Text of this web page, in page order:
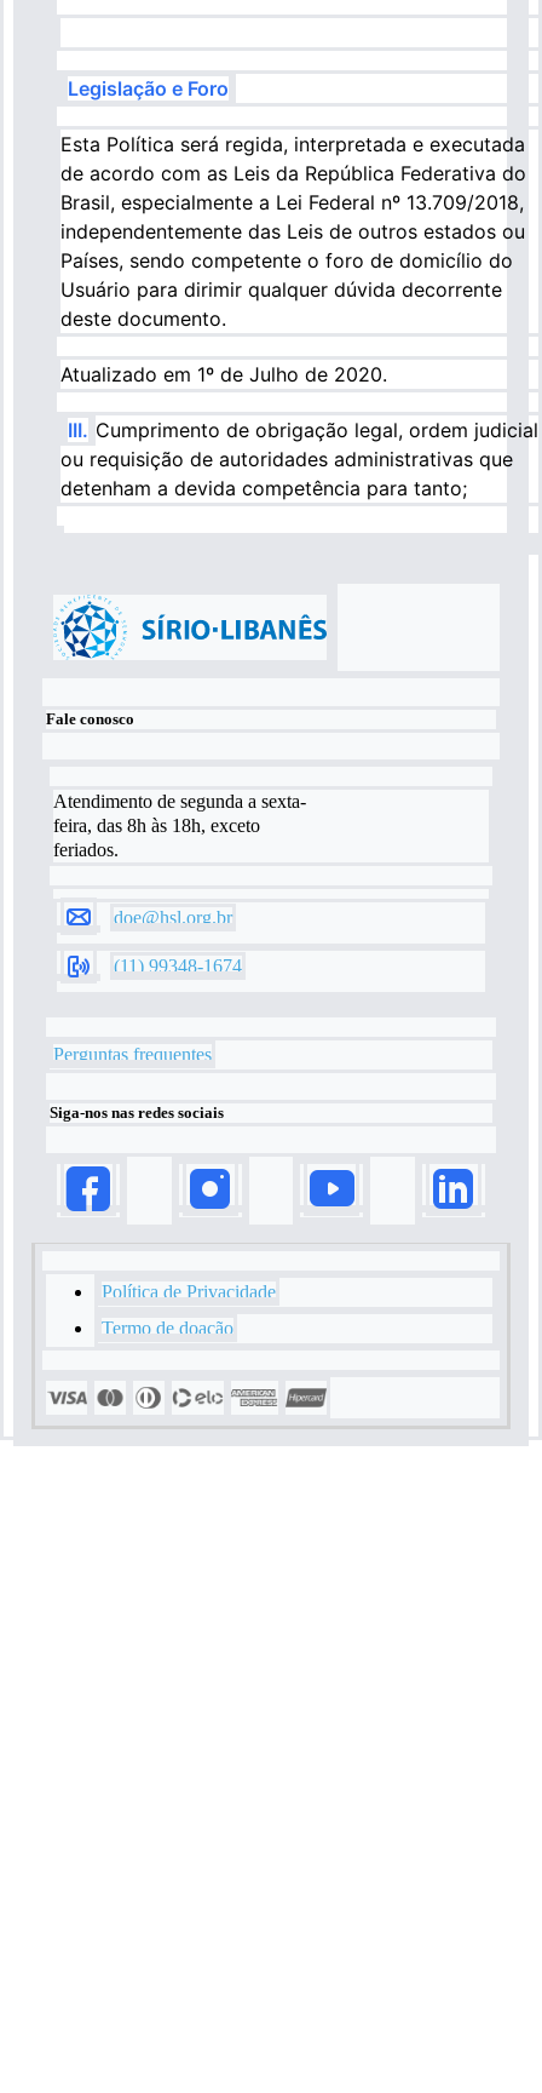
Legislação e Foro
Esta Política será regida, interpretada e executada
de acordo com as Leis da República Federativa do
Brasil, especialmente a Lei Federal nº 13.709/2018,
independentemente das Leis de outros estados ou
Países, sendo competente o foro de domicílio do
Usuário para dirimir qualquer dúvida decorrente
deste documento.
Atualizado em 1º de Julho de 2020.
III. Cumprimento de obrigação legal, ordem judicial
ou requisição de autoridades administrativas que
detenham a devida competência para tanto;
Fale conosco
Atendimento de segunda a sexta-
feira, das 8h às 18h, exceto
feriados.
doe@hsl.org.br
(11) 99348-1674
Perguntas frequentes
Siga-nos nas redes sociais
RodapéPolítica de Privacidade
Termo de doação